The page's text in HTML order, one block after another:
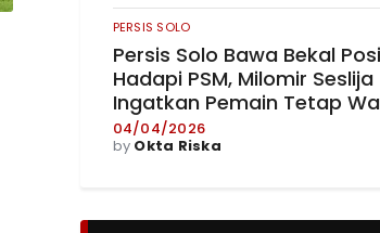
PERSIS SOLO
Persis Solo Bawa Bekal
Hadapi PSM, Milomir Seslija
Ingatkan Pemain Tetap
04/04/2026
by Okta Riska